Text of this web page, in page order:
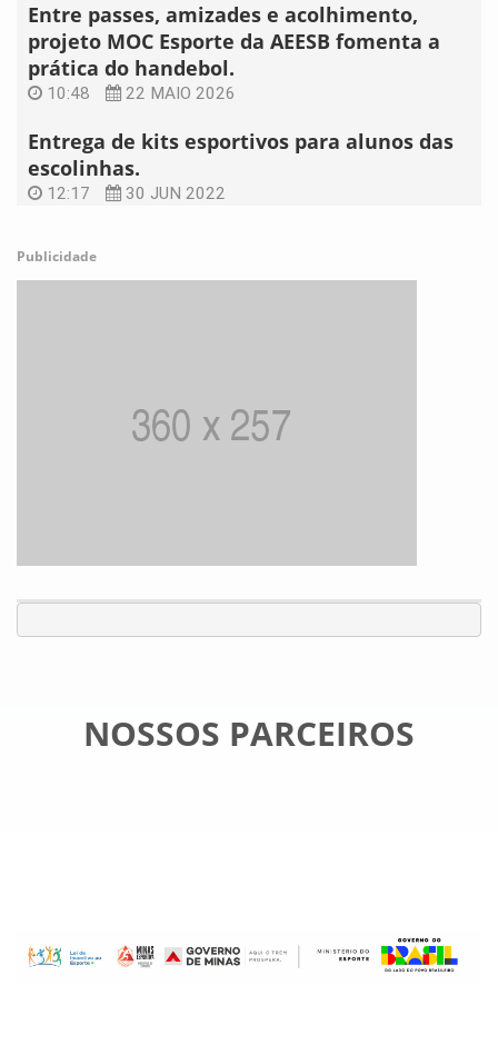
Entre passes, amizades e acolhimento,
projeto MOC Esporte da AEESB fomenta a
prática do handebol.
10:48 22 MAIO 2026
Entrega de kits esportivos para alunos das
escolinhas.
12:17 30 JUN 2022
Publicidade
NOSSOS PARCEIROS